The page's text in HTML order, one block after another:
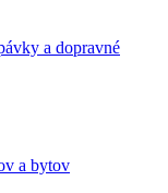
a dopravné
a bytov